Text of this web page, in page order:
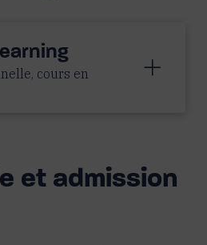
cours en
et admission